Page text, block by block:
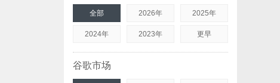
全部 2026年 2025年
2024年 2023年 更早
谷歌市场